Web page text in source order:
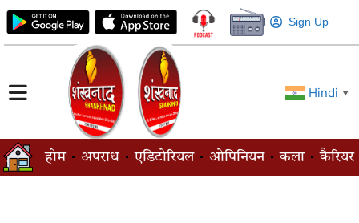
Sign Up
Hindi ▼
होम अपराध एडिटोरियल ओपिनियन कला कैरियर